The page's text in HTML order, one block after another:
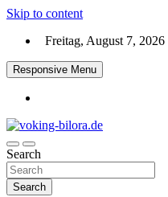
Skip to content
Freitag, August 7, 2026
Responsive Menu
voking-bilora.de
Search
Search